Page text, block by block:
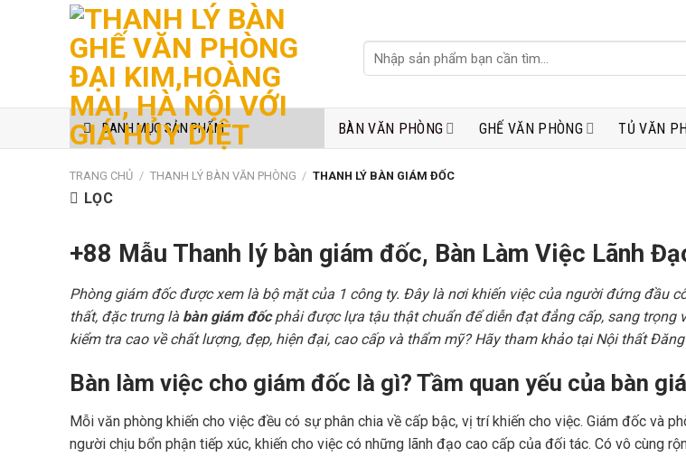
Tìm
kiếm:
DANH MỤC SẢN PHẨM BÀN VĂN PHÒNG GHẾ VĂN PHÒNG TỦ VĂN
TRANG CHỦ / THANH LÝ BÀN VĂN PHÒNG / THANH LÝ BÀN GIÁM ĐỐC
LỌC
+88 Mẫu Thanh lý bàn giám đốc, Bàn Làm Việc Lãnh
Phòng giám đốc được xem là bộ mặt của 1 công ty. Đây là nơi khiến việc của người đứng đầu
thất, đặc trưng là bàn giám đốcphải được lựa tậu thật chuẩn để diễn đạt đẳng cấp, sang trọng
kiểm tra cao về chất lượng, đẹp, hiện đại, cao cấp và thẩm mỹ? Hãy tham khảo tại Nội thất
Bàn làm việc cho giám đốc là gì? Tầm quan yếu của bàn
Mỗi văn phòng khiến cho việc đều có sự phân chia về cấp bậc, vị trí khiến cho việc. Giám đốc và
người chịu bổn phận tiếp xúc, khiến cho việc có những lãnh đạo cao cấp của đối tác. Có vô cùng